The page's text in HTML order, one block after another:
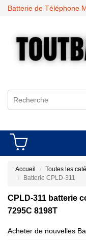
Batterie de Téléphone
Accueil Toutes les
Batterie CPLD-311
CPLD-311 batterie
7295C 8198T
Acheter de nouvelles